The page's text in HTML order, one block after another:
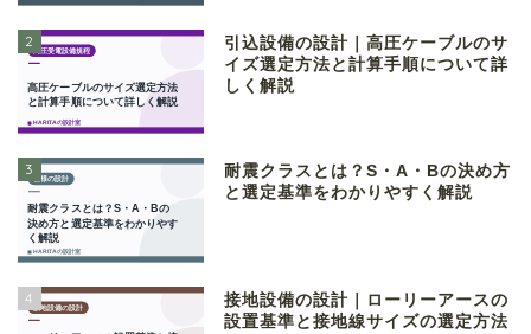
2
引込設備の設計｜高圧ケーブルのサ
イズ選定方法と計算手順について詳
しく解説
3
耐震クラスとは？S・A・Bの決め方
と選定基準をわかりやすく解説
4
接地設備の設計｜ローリーアースの
設置基準と接地線サイズの選定方法